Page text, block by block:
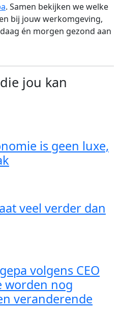
. Samen bekijken we welke
bij jouw werkomgeving,
én morgen gezond aan
jou kan
is geen luxe,
veel verder dan
volgens CEO
worden nog
veranderende